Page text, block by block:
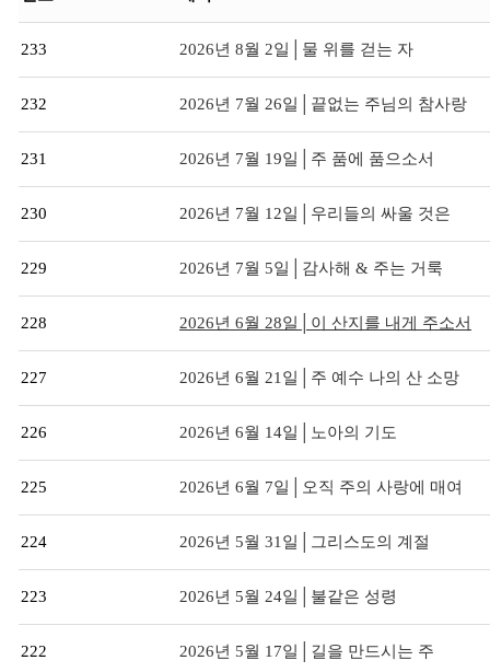
233 2026년 8월 2일│물 위를 걷는 자
232 2026년 7월 26일│끝없는 주님의 참사랑
231 2026년 7월 19일│주 품에 품으소서
230 2026년 7월 12일│우리들의 싸울 것은
229 2026년 7월 5일│감사해 & 주는 거룩
228 2026년 6월 28일│이 산지를 내게 주소서
227 2026년 6월 21일│주 예수 나의 산 소망
226 2026년 6월 14일│노아의 기도
225 2026년 6월 7일│오직 주의 사랑에 매여
224 2026년 5월 31일│그리스도의 계절
223 2026년 5월 24일│불같은 성령
222 2026년 5월 17일│길을 만드시는 주